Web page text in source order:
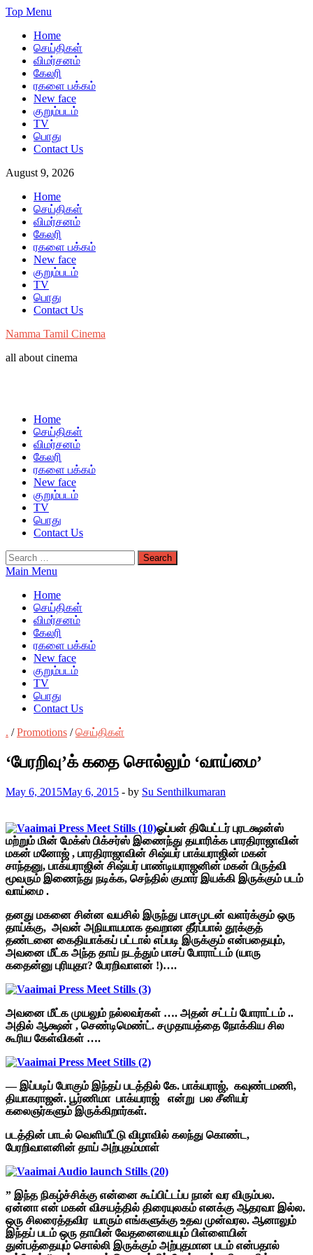
Skip
content
Top Menu
Home
செய்திகள்
விமர்சனம்
கேலரி
ரகளை பக்கம்
New face
குறும்படம்
TV
பொது
Contact Us
August 9, 2026
Home
செய்திகள்
விமர்சனம்
கேலரி
ரகளை பக்கம்
New face
குறும்படம்
TV
பொது
Contact Us
Namma Tamil Cinema
all about cinema
Home
செய்திகள்
விமர்சனம்
கேலரி
ரகளை பக்கம்
New face
குறும்படம்
TV
பொது
Contact Us
Search
for:
Main Menu
Home
செய்திகள்
விமர்சனம்
கேலரி
ரகளை பக்கம்
New face
குறும்படம்
TV
பொது
Contact Us
. /Promotions /செய்திகள்
‘பேரறிவு’க் கதை சொல்லும் ‘வாய்மை’
May 6, 2015May 6, 2015 - by Su Senthilkumaran
ஓப்பன் தியேட்டர் புரடக்ஷன்ஸ்
மற்றும் மின் மேக்ஸ் பிக்சர்ஸ் இணைந்து தயாரிக்க பாரதிராஜாவின்
மகன் மனோஜ் , பாரதிராஜாவின் சிஷ்யர் பாக்யராஜின் மகன்
சாந்தனு, பாக்யராஜின் சிஷ்யர் பாண்டியராஜனின் மகன் பிருத்வி
மூவரும் இணைந்து நடிக்க, செந்தில் குமார் இயக்கி இருக்கும் படம்
வாய்மை .
தனது மகனை சின்ன வயசில் இருந்து பாசமுடன் வளர்க்கும் ஒரு
தாய்க்கு, அவன் அநியாயமாக தவறான தீர்ப்பால் தூக்குத்
தண்டனை கைதியாக்கப் பட்டால் எப்படி இருக்கும் என்பதையும்,
அவனை மீட்க அந்த தாய் நடத்தும் பாசப் போராட்டம் (யாரு
கதைன்னு புரியுதா? பேரறிவாளன் !)….
அவனை மீட்க முயலும் நல்லவர்கள் …. அதன் சட்டப் போராட்டம் ..
அதில் ஆக்ஷன் , செண்டிமெண்ட். சமுதாயத்தை நோக்கிய சில
கூரிய கேள்விகள் ….
— இப்படிப் போகும் இந்தப் படத்தில் கே. பாக்யராஜ், கவுண்டமணி,
தியாகராஜன். பூர்ணிமா பாக்யராஜ் என்று பல சீனியர்
கலைஞர்களும் இருக்கிறார்கள்.
படத்தின் பாடல் வெளியீட்டு விழாவில் கலந்து கொண்ட,
பேரறிவாளனின் தாய் அற்புதம்மாள்
” இந்த நிகழ்ச்சிக்கு என்னை கூப்பிட்டப்ப நான் வர விரும்பல.
ஏன்னா என் மகன் விசயத்தில் திரையுலகம் எனக்கு ஆதரவா இல்ல.
ஒரு சிலரைத்தவிர யாரும் எங்களுக்கு உதவ முன்வரல. ஆனாலும்
இந்தப் படம் ஒரு தாயின் வேதனையையும் பிள்ளையின்
துன்பத்தையும் சொல்லி இருக்கும் அற்புதமான படம் என்பதால்